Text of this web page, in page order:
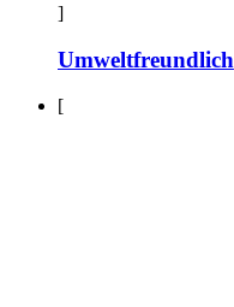
]
Umweltfreundlich
[